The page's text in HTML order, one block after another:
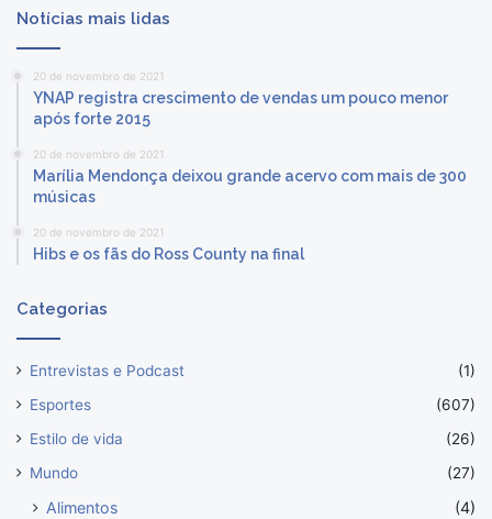
Notícias mais lidas
20 de novembro de 2021
YNAP registra crescimento de vendas um pouco menor
após forte 2015
20 de novembro de 2021
Marília Mendonça deixou grande acervo com mais de 300
músicas
20 de novembro de 2021
Hibs e os fãs do Ross County na final
Categorias
Entrevistas e Podcast
(1)
Esportes
(607)
Estilo de vida
(26)
Mundo
(27)
Alimentos
(4)